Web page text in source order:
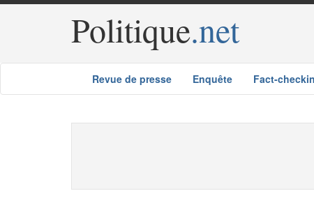
Politique.net
Revue de presse Enquête Fact-